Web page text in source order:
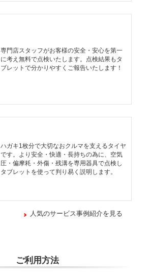
専門店スタッフがお客様の安全・安心を第一
に考え無料で点検いたします。点検結果もタ
ブレットで分かりやすくご報告いたします！
ハガキ1枚分で大切なおクルマを支えるタイヤ
です。より安全・快適・長持ちの為に、空気
圧・偏摩耗・外傷・残溝を専用器具で点検し
タブレットを使って判り易く説明します。
人気のサービス事例紹介を見る
ご利用方法